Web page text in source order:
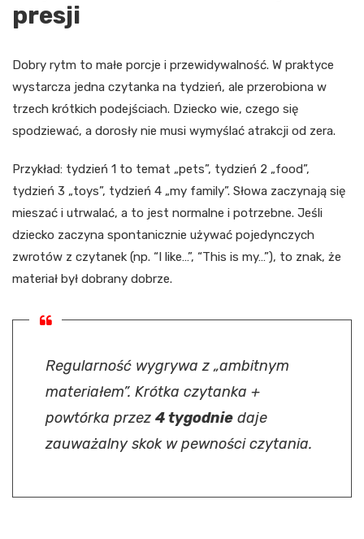
presji
Dobry rytm to małe porcje i przewidywalność. W praktyce
wystarcza jedna czytanka na tydzień, ale przerobiona w
trzech krótkich podejściach. Dziecko wie, czego się
spodziewać, a dorosły nie musi wymyślać atrakcji od zera.
Przykład: tydzień 1 to temat „pets”, tydzień 2 „food”,
tydzień 3 „toys”, tydzień 4 „my family”. Słowa zaczynają się
mieszać i utrwalać, a to jest normalne i potrzebne. Jeśli
dziecko zaczyna spontanicznie używać pojedynczych
zwrotów z czytanek (np. “I like…”, “This is my…”), to znak, że
materiał był dobrany dobrze.
Regularność wygrywa z „ambitnym
materiałem”. Krótka czytanka +
powtórka przez 4 tygodnie daje
zauważalny skok w pewności czytania.